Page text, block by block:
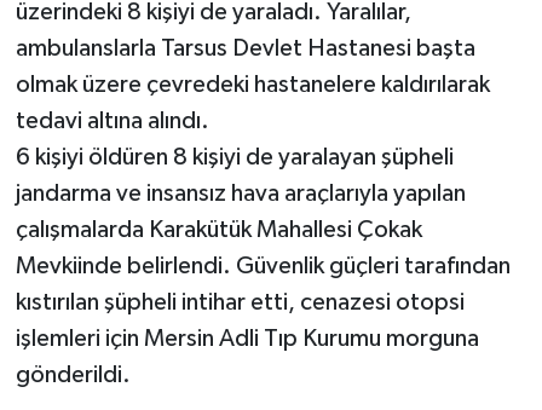
üzerindeki 8 kişiyi de yaraladı. Yaralılar,
ambulanslarla Tarsus Devlet Hastanesi başta
olmak üzere çevredeki hastanelere kaldırılarak
tedavi altına alındı.
6 kişiyi öldüren 8 kişiyi de yaralayan şüpheli
jandarma ve insansız hava araçlarıyla yapılan
çalışmalarda Karakütük Mahallesi Çokak
Mevkiinde belirlendi. Güvenlik güçleri tarafından
kıstırılan şüpheli intihar etti, cenazesi otopsi
işlemleri için Mersin Adli Tıp Kurumu morguna
gönderildi.